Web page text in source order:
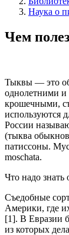
Наука о
Чем
Тыквы — это
однолетними и
крошечными,
используются
России
(тыква
патиссоны.
moschata.
Что надо знать
Съедобные
Америки, где
[1]. В Евразии
из которых